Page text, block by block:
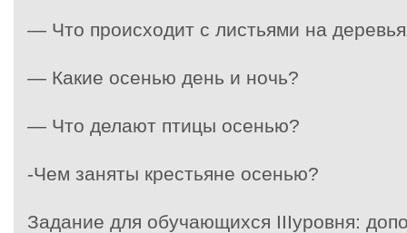
— Что происходит с листьями на
— Какие осенью день и ночь?
— Что делают птицы осенью?
-Чем заняты крестьяне осенью?
Задание для обучающихся IIIуровня: